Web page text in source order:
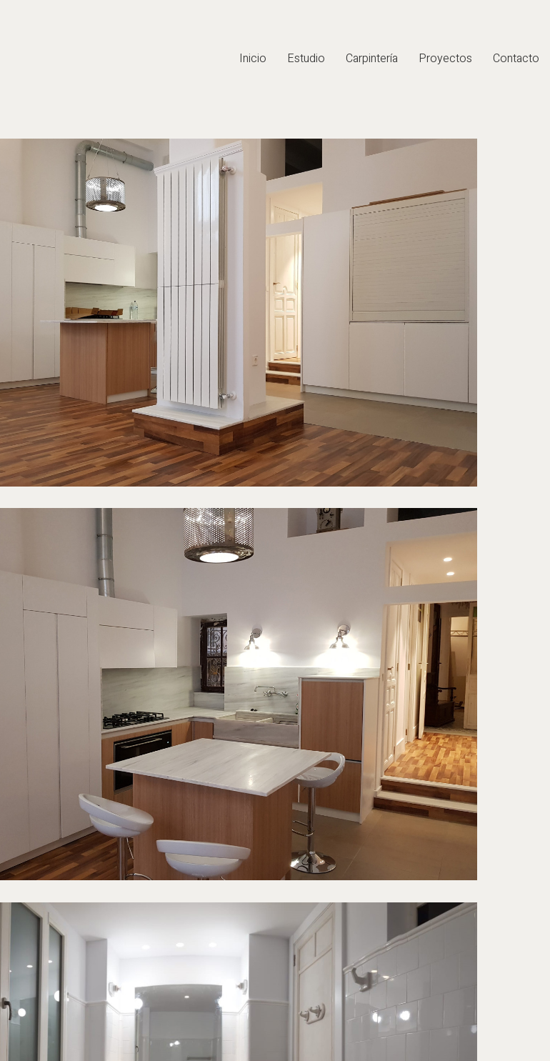
Inicio Estudio Carpintería Proyectos Contacto